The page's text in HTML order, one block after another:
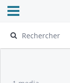
Ouvrir le menu